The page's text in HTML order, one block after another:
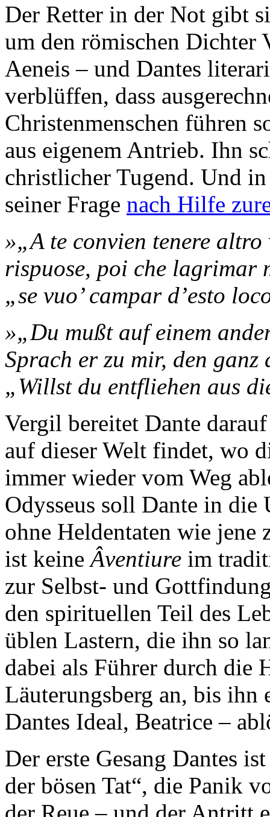
Der Retter in der Not gibt
um den römischen Dichter
Aeneis – und Dantes
verblüffen, dass
Christenmenschen führen
aus eigenem Antrieb. Ihn
christlicher Tugend. Und
seiner Frage nach Hilfe
»„A te convien tenere
rispuose, poi che lagrimar
„se vuo’ campar d’esto
»„Du mußt auf einem
Sprach er zu mir, den ganz
„Willst du entfliehen aus
Vergil bereitet Dante
auf dieser Welt findet, wo
immer wieder vom Weg
Odysseus soll Dante in
ohne Heldentaten wie
ist keineÂventiure im
zur Selbst- und
den spirituellen Teil des
üblen Lastern, die ihn so
dabei als Führer durch die
Läuterungsberg an, bis ihn
Dantes Ideal, Beatrice –
Der erste Gesang Dantes
der bösen Tat“, die Panik